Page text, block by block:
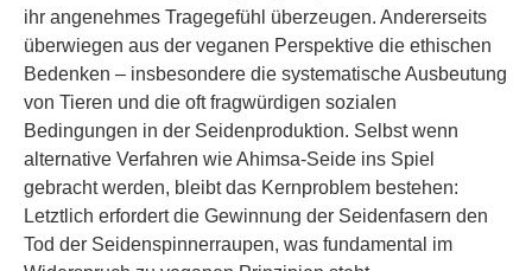
ihr angenehmes Tragegefühl überzeugen. Andererseits
überwiegen aus der veganen Perspektive die ethischen
Bedenken – insbesondere die systematische Ausbeutung
von Tieren und die oft fragwürdigen sozialen
Bedingungen in der Seidenproduktion. Selbst wenn
alternative Verfahren wie Ahimsa-Seide ins Spiel
gebracht werden, bleibt das Kernproblem bestehen:
Letztlich erfordert die Gewinnung der Seidenfasern den
Tod der Seidenspinnerraupen, was fundamental im